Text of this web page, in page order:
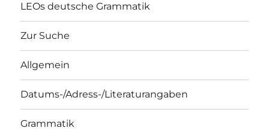
LEOs deutsche Grammatik
Zur Suche
Allgemein
Datums-/Adress-/Literaturangaben
Grammatik